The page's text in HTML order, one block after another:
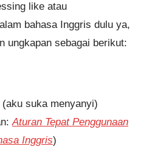
like atau
bahasa Inggris dulu ya,
ungkapan sebagai berikut:
suka menyanyi)
Aturan Tepat Penggunaan
Inggris)